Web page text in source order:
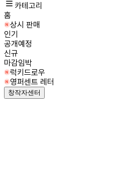
카테고리
홈
상시 판매
인기
공개예정
신규
마감임박
럭키드로우
영퍼센트 레터
창작자센터